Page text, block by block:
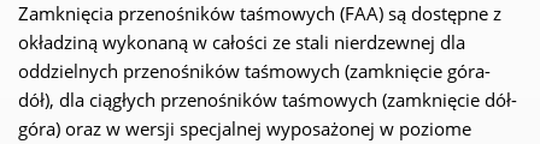
Zamknięcia przenośników taśmowych (FAA) są dostępne z
okładziną wykonaną w całości ze stali nierdzewnej dla
oddzielnych przenośników taśmowych (zamknięcie góra-
dół), dla ciągłych przenośników taśmowych (zamknięcie dół-
góra) oraz w wersji specjalnej wyposażonej w poziome